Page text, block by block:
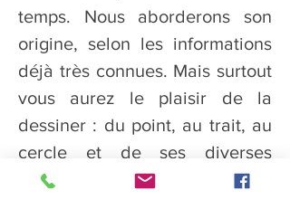
temps. Nous aborderons son
origine, selon les informations
déjà très connues. Mais surtout
vous aurez le plaisir de la
dessiner : du point, au trait, au
cercle et de ses diverses
formes. Vous repartirez satisfait